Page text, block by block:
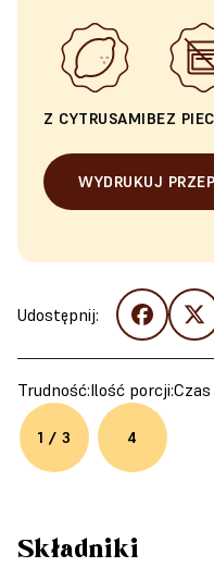
Z CYTRUSAMIBEZ
WYDRUKUJ
Udostępnij:
Trudność:
1 / 3
Ilość porcji:
4
Składniki